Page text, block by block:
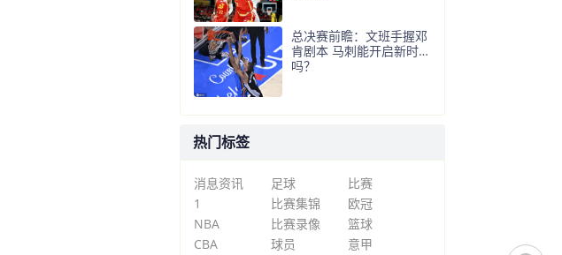
总决赛前瞻：文班手握邓
肯剧本 马刺能开启新时代
吗？
热门标签
消息资讯 足球
比赛
1
比赛集锦
欧冠
NBA
比赛录像
篮球
CBA
球员 意甲